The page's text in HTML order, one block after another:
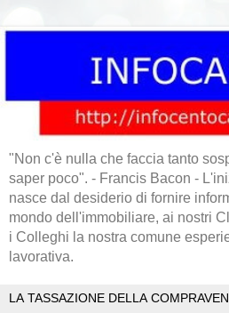
"Non c'è nulla che faccia tanto
saper poco". - Francis Bacon -
nasce dal desiderio di fornire
mondo dell'immobiliare, ai nostri
i Colleghi la nostra comune
lavorativa.